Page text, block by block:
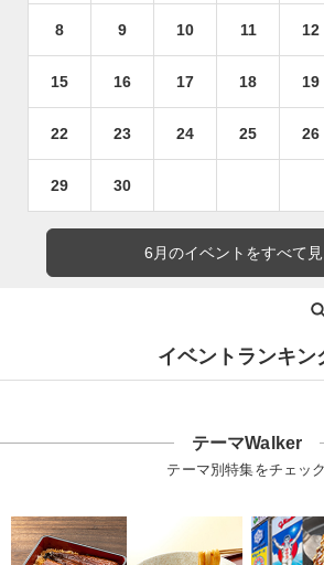
8 9 10 11 12
15 16 17 18 19
22 23 24 25 26
29 30
6月のイベントをすべて見
イベントランキン
テーマWalker
テーマ別特集をチェック